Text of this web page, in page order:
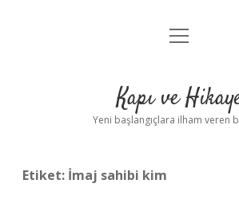
Anasayfa
Yasal Uyarı
menüyü
Kapı ve
Yeni başlangıçlara ilham veren
Etiket: İmaj sahibi kim